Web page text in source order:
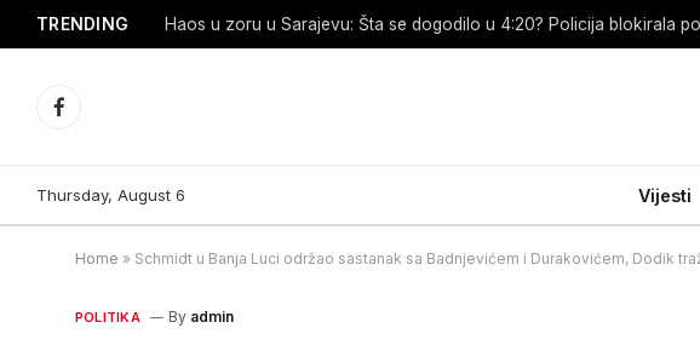
TRENDING Haos u zoru u Sarajevu: Šta se dogodilo u 4:20? Policija blokirala
Facebook
Thursday, August 6 Vijesti
Home » Schmidt u Banja Luci održao sastanak sa Badnjevićem i Durakovićem, Dodik
POLITIKA By admin